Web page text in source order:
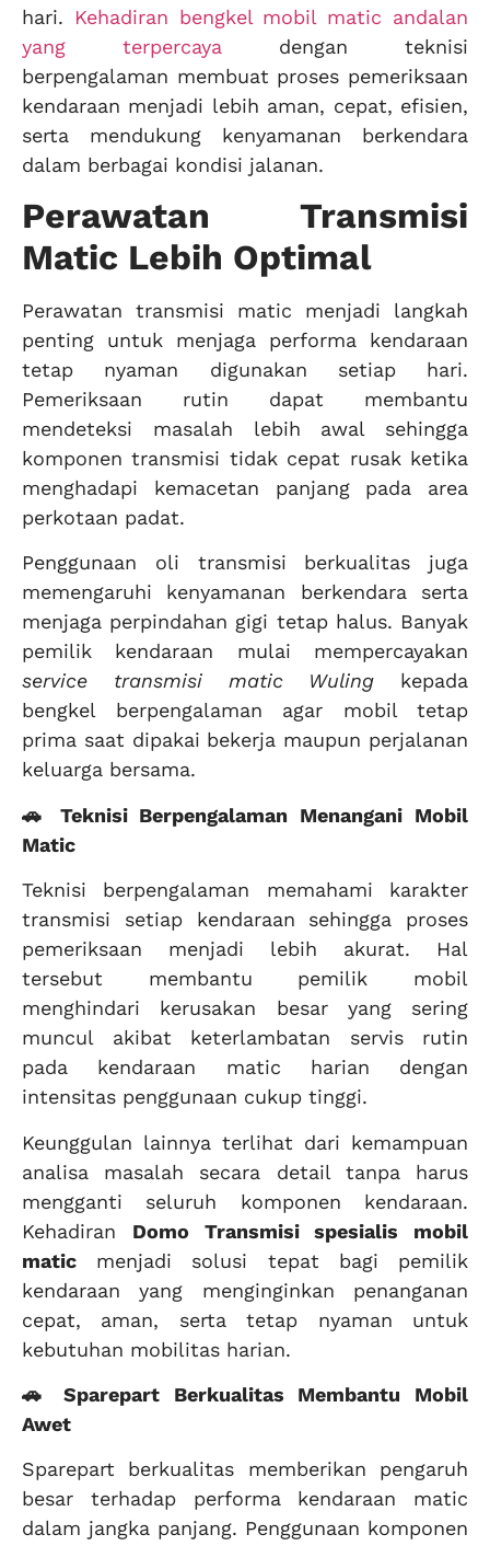
hari.
Kehadiran bengkel mobil matic andalan
yang terpercaya dengan teknisi
berpengalaman membuat proses pemeriksaan
kendaraan menjadi lebih aman, cepat, efisien,
serta mendukung kenyamanan berkendara
dalam berbagai kondisi jalanan.
Perawatan Transmisi
Matic Lebih Optimal
Perawatan transmisi matic menjadi langkah
penting untuk menjaga performa kendaraan
tetap nyaman digunakan setiap hari.
Pemeriksaan rutin dapat membantu
mendeteksi masalah lebih awal sehingga
komponen transmisi tidak cepat rusak ketika
menghadapi kemacetan panjang pada area
perkotaan padat.
Penggunaan oli transmisi berkualitas juga
memengaruhi kenyamanan berkendara serta
menjaga perpindahan gigi tetap halus. Banyak
pemilik kendaraan mulai mempercayakan
service transmisi matic Wuling kepada
bengkel berpengalaman agar mobil tetap
prima saat dipakai bekerja maupun perjalanan
keluarga bersama.
🚗 Teknisi Berpengalaman Menangani Mobil
Matic
Teknisi berpengalaman memahami karakter
transmisi setiap kendaraan sehingga proses
pemeriksaan menjadi lebih akurat. Hal
tersebut membantu pemilik mobil
menghindari kerusakan besar yang sering
muncul akibat keterlambatan servis rutin
pada kendaraan matic harian dengan
intensitas penggunaan cukup tinggi.
Keunggulan lainnya terlihat dari kemampuan
analisa masalah secara detail tanpa harus
mengganti seluruh komponen kendaraan.
Kehadiran Domo Transmisi spesialis mobil
matic menjadi solusi tepat bagi pemilik
kendaraan yang menginginkan penanganan
cepat, aman, serta tetap nyaman untuk
kebutuhan mobilitas harian.
🚗 Sparepart Berkualitas Membantu Mobil
Awet
Sparepart berkualitas memberikan pengaruh
besar terhadap performa kendaraan matic
dalam jangka panjang. Penggunaan komponen